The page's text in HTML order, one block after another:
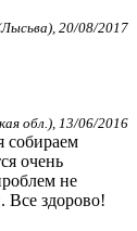
20/08/2017
обл.), 13/06/2016
собираем
очень
не
Все здорово!